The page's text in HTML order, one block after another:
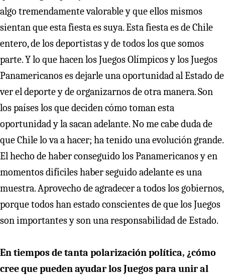
algo tremendamente valorable y que ellos mismos
sientan que esta fiesta es suya. Esta fiesta es de Chile
entero, de los deportistas y de todos los que somos
parte. Y lo que hacen los Juegos Olímpicos y los Juegos
Panamericanos es dejarle una oportunidad al Estado de
ver el deporte y de organizarnos de otra manera. Son
los países los que deciden cómo toman esta
oportunidad y la sacan adelante. No me cabe duda de
que Chile lo va a hacer; ha tenido una evolución grande.
El hecho de haber conseguido los Panamericanos y en
momentos difíciles haber seguido adelante es una
muestra. Aprovecho de agradecer a todos los gobiernos,
porque todos han estado conscientes de que los Juegos
son importantes y son una responsabilidad de Estado.
En tiempos de tanta polarización política, ¿cómo
cree que pueden ayudar los Juegos para unir al